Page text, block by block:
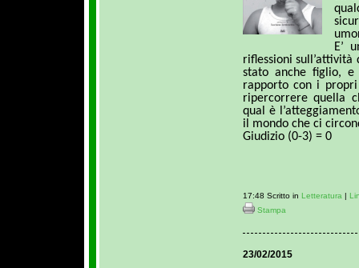
E’
riflessioni
stato anche figlio,
rapporto con i
ripercorrere quella
qual è
il mondo che ci
Giudizio (0-3) = 0
17:48 Scritto in Letteratura |
Stampa
23/02/2015